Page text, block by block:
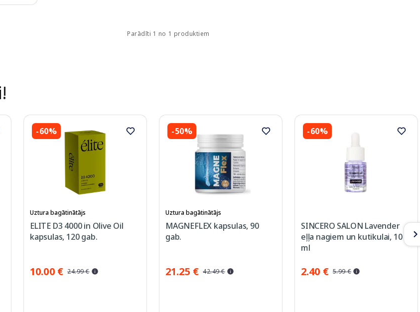
Parādīti 1 no 1 produktiem
-60%
Uztura bagātinātājs
ELITE D3 4000 in Olive Oil
kapsulas, 120 gab.
10.00 € 24.99 €
-50%
Uztura bagātinātājs
MAGNEFLEX kapsulas, 90
gab.
21.25 € 42.49 €
-60%
SINCERO SALON Lavender
eļļa nagiem un kutikulai, 10
ml
2.40 € 5.99 €